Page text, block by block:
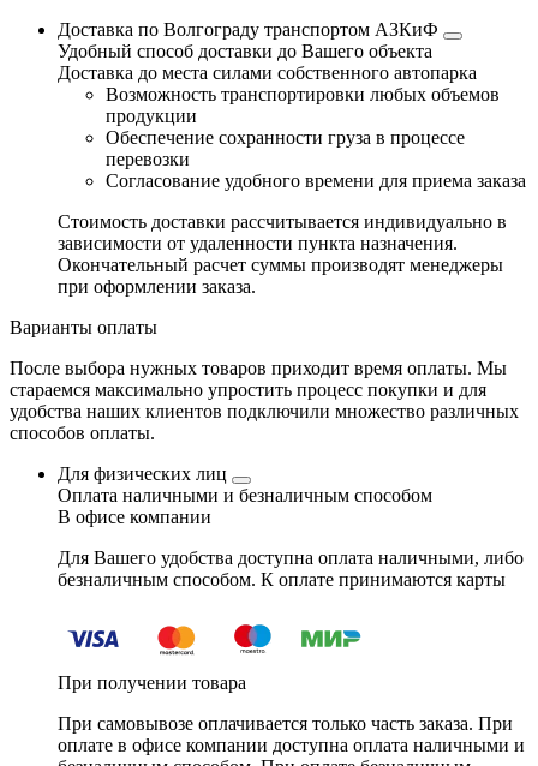
Доставка по Волгограду транспортом АЗКиФ
Удобный способ доставки до Вашего объекта
Доставка до места силами собственного автопарка
Возможность транспортировки любых объемов
продукции
Обеспечение сохранности груза в процессе
перевозки
Согласование удобного времени для приема заказа
Стоимость доставки рассчитывается индивидуально в
зависимости от удаленности пункта назначения.
Окончательный расчет суммы производят менеджеры
при оформлении заказа.
Варианты оплаты
После выбора нужных товаров приходит время оплаты. Мы
стараемся максимально упростить процесс покупки и для
удобства наших клиентов подключили множество различных
способов оплаты.
Для физических лиц
Оплата наличными и безналичным способом
В офисе компании
Для Вашего удобства доступна оплата наличными, либо
безналичным способом. К оплате принимаются карты
При получении товара
При самовывозе оплачивается только часть заказа. При
оплате в офисе компании доступна оплата наличными и